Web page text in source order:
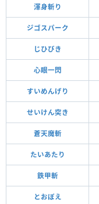
渾身斬り
ジゴスパーク
じひびき
心眼一閃
すいめんげり
せいけん突き
蒼天魔斬
たいあたり
鉄甲斬
とおぼえ